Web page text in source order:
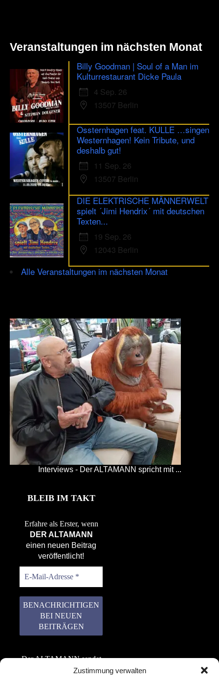
Zustimmung verwalten
Veranstaltungen im nächsten Monat
Billy Goodman | Soul of a Man im
Kulturrestaurant Dicke Paula
4 Sep. 26
13507 Berlin
Ossternhagen feat. KULLE …singen
Westernhagen! Kein Tribute, und
deshalb gut!
11 Sep. 26
13507 Berlin
DIE ELEKTRISCHE MÄNNERWELT
spielt ´Jimi Hendrix´ mit deutschen
Texten...
19 Sep. 26
12043 Berlin
Alle Veranstaltungen im nächsten Monat
Interviews - Der ALTAMANN spricht mit ...
BLEIB IM TAKT
Erfahre als Erster, wenn
DER ALTAMANN
einen neuen Beitrag
veröffentlicht!
Der ALTAMANN sendet
keinen Spam! Er gibt